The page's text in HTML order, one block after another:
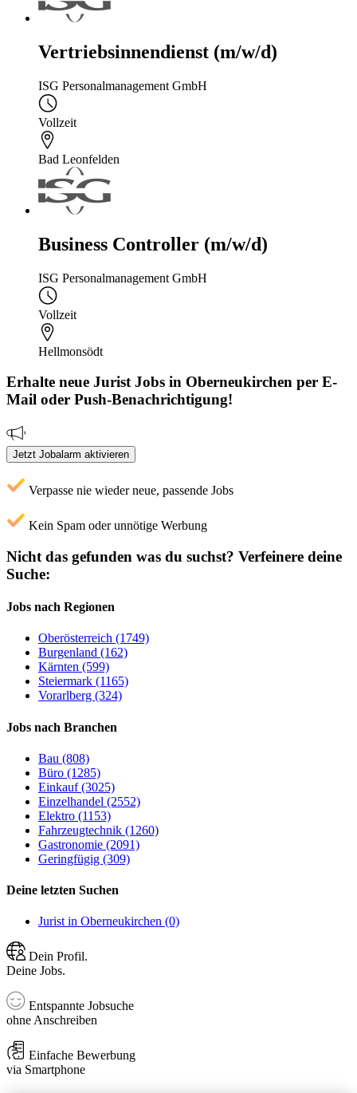
Vertriebsinnendienst (m/w/d)
ISG Personalmanagement GmbH
Vollzeit
Bad Leonfelden
Business Controller (m/w/d)
ISG Personalmanagement GmbH
Vollzeit
Hellmonsödt
Erhalte neue JuristJobs in Oberneukirchen per E-
Mail oder Push-Benachrichtigung!
Jetzt Jobalarm aktivieren
Verpasse nie wieder neue, passende Jobs
Kein Spam oder unnötige Werbung
Nicht das gefunden was du suchst? Verfeinere deine
Suche:
Jobs nach Regionen
Oberösterreich (1749)
Burgenland (162)
Kärnten (599)
Steiermark (1165)
Vorarlberg (324)
Jobs nach Branchen
Bau (808)
Büro (1285)
Einkauf (3025)
Einzelhandel (2552)
Elektro (1153)
Fahrzeugtechnik (1260)
Gastronomie (2091)
Geringfügig (309)
Deine letzten Suchen
Jurist in Oberneukirchen (0)
Dein Profil.
Deine Jobs.
Entspannte Jobsuche
ohne Anschreiben
Einfache Bewerbung
via Smartphone